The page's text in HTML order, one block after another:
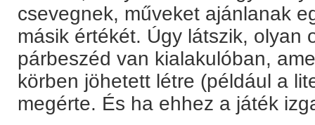
csevegnek, műveket ajánlanak
másik értékét. Úgy látszik, olyan
párbeszéd van kialakulóban,
körben jöhetett létre (például a
megérte. És ha ehhez a játék